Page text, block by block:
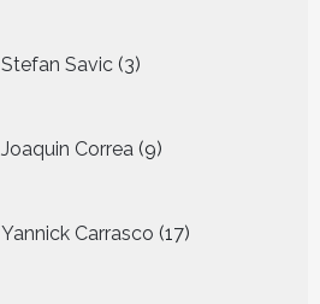
Stefan Savic 3
producten
Joaquin Correa 9
producten
Yannick Carrasco 17
producten